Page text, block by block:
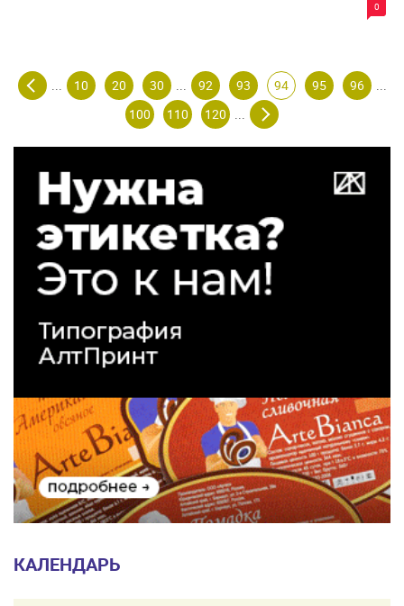
0
... 10 20 30 ... 92 93 94 95 96
...
100
110 120 ...
КАЛЕНДАРЬ